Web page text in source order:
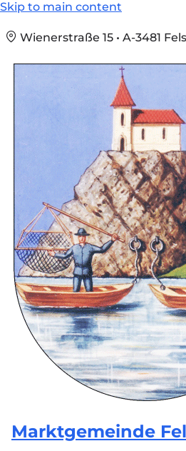
Skip to main content
Wienerstraße 15 • A-3481
Marktgemeinde